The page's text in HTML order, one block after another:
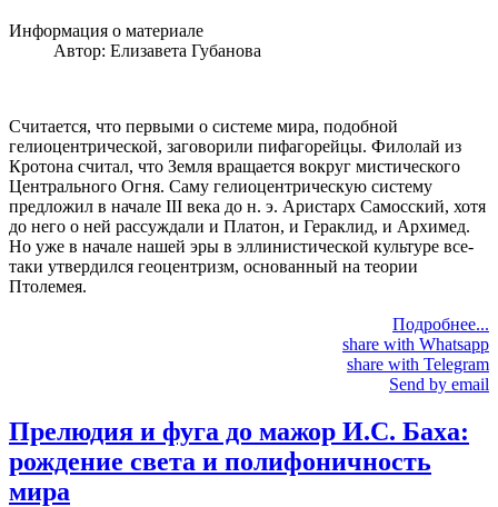
Информация о материале
Автор: Елизавета Губанова
Считается, что первыми о системе мира, подобной
гелиоцентрической, заговорили пифагорейцы. Филолай из
Кротона считал, что Земля вращается вокруг мистического
Центрального Огня. Саму гелиоцентрическую систему
предложил в начале III века до н. э. Аристарх Самосский, хотя
до него о ней рассуждали и Платон, и Гераклид, и Архимед.
Но уже в начале нашей эры в эллинистической культуре все-
таки утвердился геоцентризм, основанный на теории
Птолемея.
Подробнее...
share with Whatsapp
share with Telegram
Send by email
Прелюдия и фуга до мажор И.С. Баха:
рождение света и полифоничность
мира